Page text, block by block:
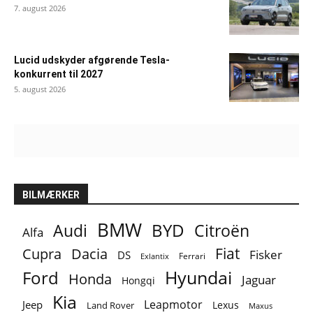
7. august 2026
Lucid udskyder afgørende Tesla-
konkurrent til 2027
5. august 2026
BILMÆRKER
Alfa Audi BMW BYD Citroën
Cupra Dacia DS Exlantix Ferrari Fiat Fisker
Ford Honda Hongqi Hyundai Jaguar
Jeep Kia Land Rover Leapmotor Lexus Maxus